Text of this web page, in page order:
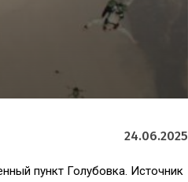
24.06.2025
пункт Голубовка. Источник